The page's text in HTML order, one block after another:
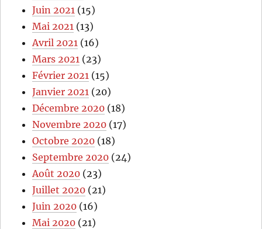
Juin 2021 (15)
Mai 2021 (13)
Avril 2021 (16)
Mars 2021 (23)
Février 2021 (15)
Janvier 2021 (20)
Décembre 2020 (18)
Novembre 2020 (17)
Octobre 2020 (18)
Septembre 2020 (24)
Août 2020 (23)
Juillet 2020 (21)
Juin 2020 (16)
Mai 2020 (21)